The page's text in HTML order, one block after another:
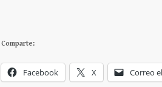
Comparte:
Facebook X Correo